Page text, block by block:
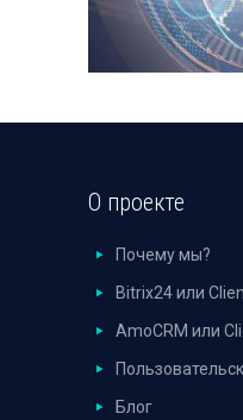
О проекте
Почему мы?
Bitrix24 или
AmoCRM или
Блог